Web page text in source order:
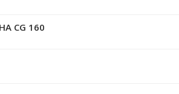
CG 160